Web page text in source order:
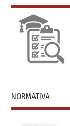
NORMATIVA